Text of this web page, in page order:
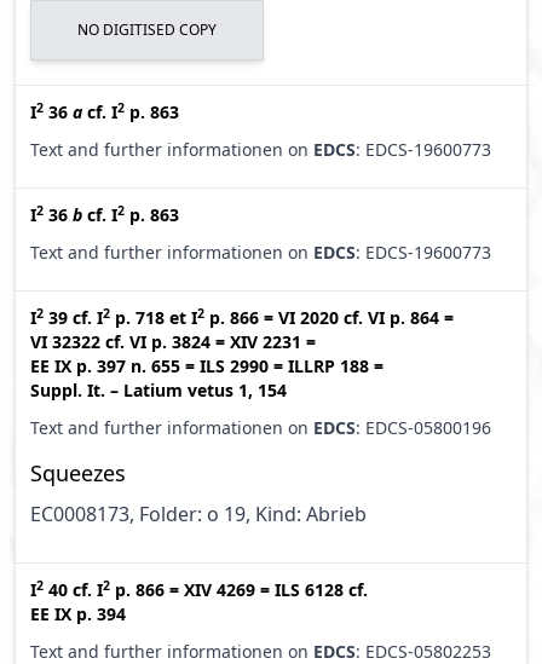
NO DIGITISED COPY
I2 36 a cf. I2 p. 863
Text and further informationen on EDCS: EDCS-19600773
I2 36 b cf. I2 p. 863
Text and further informationen on EDCS: EDCS-19600773
I2 39 cf. I2 p. 718 et I2 p. 866 = VI 2020 cf. VI p. 864 =
VI 32322 cf. VI p. 3824 = XIV 2231 =
EE IX p. 397 n. 655 = ILS 2990 = ILLRP 188 =
Suppl. It. – Latium vetus 1, 154
Text and further informationen on EDCS: EDCS-05800196
Squeezes
EC0008173, Folder: o 19, Kind: Abrieb
I2 40 cf. I2 p. 866 = XIV 4269 = ILS 6128 cf.
EE IX p. 394
Text and further informationen on EDCS: EDCS-05802253